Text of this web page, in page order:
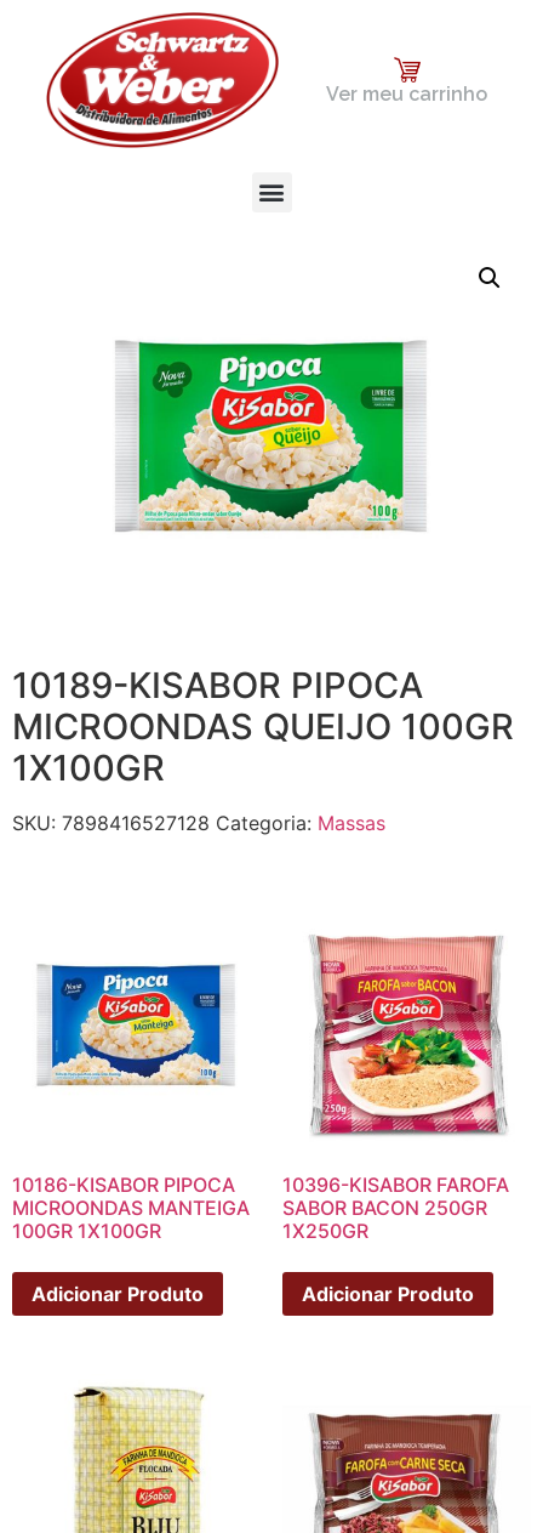
Ver meu carrinho
10189-KISABOR PIPOCA
MICROONDAS QUEIJO 100GR
1X100GR
SKU: 7898416527128 Categoria: Massas
10186-KISABOR PIPOCA
MICROONDAS MANTEIGA
100GR 1X100GR
Adicionar Produto
10396-KISABOR FAROFA
SABOR BACON 250GR
1X250GR
Adicionar Produto